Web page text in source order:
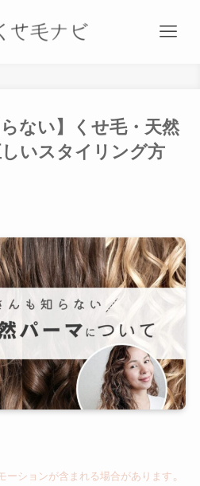
らない】くせ毛・天然
いスタイリング方
ーションが含まれる場合があります 。